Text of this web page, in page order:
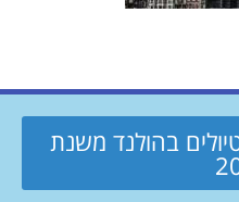
בהולנד משנת